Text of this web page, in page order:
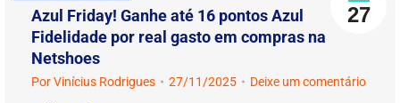
27
Azul Friday! Ganhe até 16 pontos Azul
Fidelidade por real gasto em compras na
Netshoes
PorVinícius Rodrigues 27/11/2025 Deixe um comentário